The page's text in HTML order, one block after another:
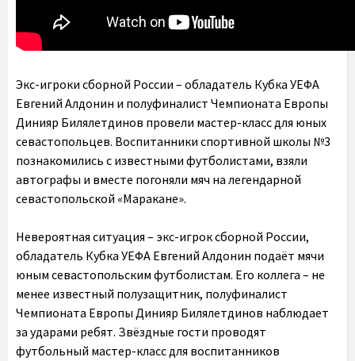
Экс-игроки сборной России – обладатель Кубка УЕФА
Евгений Алдонин и полуфиналист Чемпионата Европы
Динияр Билялетдинов провели мастер-класс для юных
севастопольцев. Воспитанники спортивной школы №3
познакомились с известными футболистами, взяли
автографы и вместе погоняли мяч на легендарной
севастопольской «Маракане».
Невероятная ситуация – экс-игрок сборной России,
обладатель Кубка УЕФА Евгений Алдонин подаёт мячи
юным севастопольским футболистам. Его коллега – не
менее известный полузащитник, полуфиналист
Чемпионата Европы Динияр Билялетдинов наблюдает
за ударами ребят. Звёздные гости проводят
футбольный мастер-класс для воспитанников